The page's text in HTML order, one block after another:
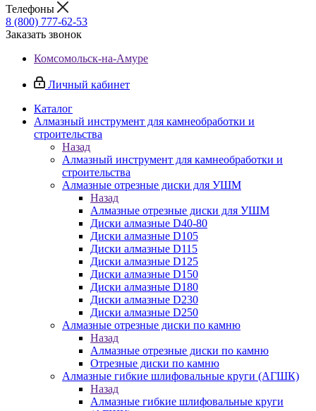
Телефоны
8 (800) 777-62-53
Заказать звонок
Комсомольск-на-Амуре
Личный кабинет
Каталог
Алмазный инструмент для камнеобработки и
строительства
Назад
Алмазный инструмент для камнеобработки и
строительства
Алмазные отрезные диски для УШМ
Назад
Алмазные отрезные диски для УШМ
Диски алмазные D40-80
Диски алмазные D105
Диски алмазные D115
Диски алмазные D125
Диски алмазные D150
Диски алмазные D180
Диски алмазные D230
Диски алмазные D250
Алмазные отрезные диски по камню
Назад
Алмазные отрезные диски по камню
Отрезные диски по камню
Алмазные гибкие шлифовальные круги (АГШК)
Назад
Алмазные гибкие шлифовальные круги